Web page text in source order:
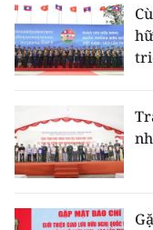
THẾ GIỚI
GIÁO DỤC
Y TẾ
KHOA HỌC - CÔNG